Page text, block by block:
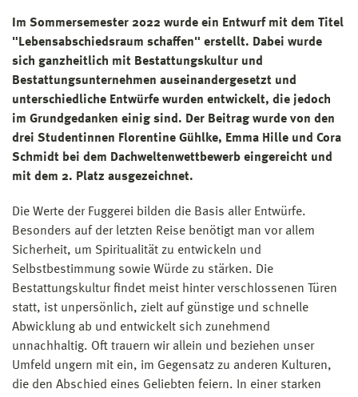
Im Sommersemester 2022 wurde ein Entwurf mit dem Titel
"Lebensabschiedsraum schaffen" erstellt. Dabei wurde
sich ganzheitlich mit Bestattungskultur und
Bestattungsunternehmen auseinandergesetzt und
unterschiedliche Entwürfe wurden entwickelt, die jedoch
im Grundgedanken einig sind. Der Beitrag wurde von den
drei Studentinnen Florentine Gühlke, Emma Hille und Cora
Schmidt bei dem Dachweltenwettbewerb eingereicht und
mit dem 2. Platz ausgezeichnet.
Die Werte der Fuggerei bilden die Basis aller Entwürfe.
Besonders auf der letzten Reise benötigt man vor allem
Sicherheit, um Spiritualität zu entwickeln und
Selbstbestimmung sowie Würde zu stärken. Die
Bestattungskultur findet meist hinter verschlossenen Türen
statt, ist unpersönlich, zielt auf günstige und schnelle
Abwicklung ab und entwickelt sich zunehmend
unnachhaltig. Oft trauern wir allein und beziehen unser
Umfeld ungern mit ein, im Gegensatz zu anderen Kulturen,
die den Abschied eines Geliebten feiern. In einer starken